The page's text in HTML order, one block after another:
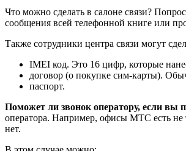
Что можно сделать в салоне связи?
сообщения всей телефонной книге или
Также сотрудники центра связи могут
IMEI код. Это 16 цифр, которые
договор (о покупке сим-карты).
паспорт.
Поможет ли звонок оператору, если вы
оператора. Например, офисы МТС есть не
нет.